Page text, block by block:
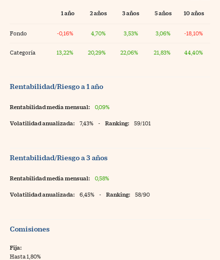
1 año 2 años 3 años 5 años 10 años
Fondo -0,16% 4,70% 3,53% 3,06% -18,10%
Categoría 13,22% 20,29% 22,06% 21,83% 44,40%
Rentabilidad/Riesgo a 1 año
Rentabilidad media mensual: 0,09%
Volatilidad anualizada: 7,43% - Ranking: 59/101
Rentabilidad/Riesgo a 3 años
Rentabilidad media mensual: 0,58%
Volatilidad anualizada: 6,45% - Ranking: 58/90
Comisiones
Fija:
Hasta 1,80%